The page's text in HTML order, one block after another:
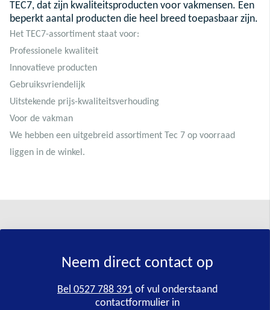
TEC7, dat zijn kwaliteitsproducten voor vakmensen. Een
beperkt aantal producten die heel breed toepasbaar zijn.
Het TEC7-assortiment staat voor:
Professionele kwaliteit
Innovatieve producten
Gebruiksvriendelijk
Uitstekende prijs-kwaliteitsverhouding
Voor de vakman
We hebben een uitgebreid assortiment Tec 7 op voorraad
liggen in de winkel.
Neem direct contact op
Bel 0527 788 391 of vul onderstaand
contactformulier in